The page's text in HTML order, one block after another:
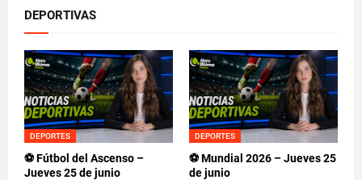
DEPORTIVAS
DEPORTES
⚽ Fútbol del Ascenso –
Jueves 25 de junio
DEPORTES
⚽ Mundial 2026 – Jueves 25
de junio